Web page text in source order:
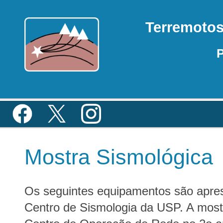
Mostra Sismológica
Os seguintes equipamentos são
Centro de Sismologia da USP. A